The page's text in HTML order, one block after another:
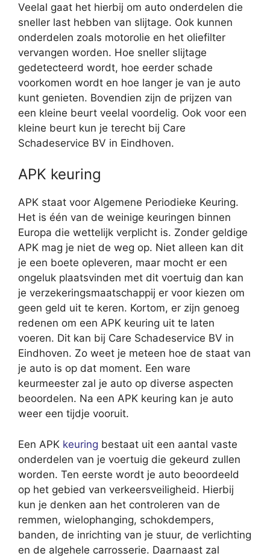
Veelal gaat het hierbij om auto onderdelen die
sneller last hebben van slijtage. Ook kunnen
onderdelen zoals motorolie en het oliefilter
vervangen worden. Hoe sneller slijtage
gedetecteerd wordt, hoe eerder schade
voorkomen wordt en hoe langer je van je auto
kunt genieten. Bovendien zijn de prijzen van
een kleine beurt veelal voordelig. Ook voor een
kleine beurt kun je terecht bij Care
Schadeservice BV in Eindhoven.
APK keuring
APK staat voor Algemene Periodieke Keuring.
Het is één van de weinige keuringen binnen
Europa die wettelijk verplicht is. Zonder geldige
APK mag je niet de weg op. Niet alleen kan dit
je een boete opleveren, maar mocht er een
ongeluk plaatsvinden met dit voertuig dan kan
je verzekeringsmaatschappij er voor kiezen om
geen geld uit te keren. Kortom, er zijn genoeg
redenen om een APK keuring uit te laten
voeren. Dit kan bij Care Schadeservice BV in
Eindhoven. Zo weet je meteen hoe de staat van
je auto is op dat moment. Een ware
keurmeester zal je auto op diverse aspecten
beoordelen. Na een APK keuring kan je auto
weer een tijdje vooruit.
Een APK keuring bestaat uit een aantal vaste
onderdelen van je voertuig die gekeurd zullen
worden. Ten eerste wordt je auto beoordeeld
op het gebied van verkeersveiligheid. Hierbij
kun je denken aan het controleren van de
remmen, wielophanging, schokdempers,
banden, de inrichting van je stuur, de verlichting
en de algehele carrosserie. Daarnaast zal